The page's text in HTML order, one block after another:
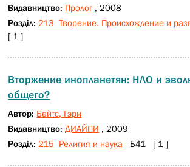
Видавництво: Пролог, 2008
Розділ: 213 Творение. Происхождение и
[ 1 ]
Вторжение инопланетян: НЛО и
общего?
Автор: Бейтс, Гэри
Видавництво:ДИАЙПИ , 2009
Розділ: 215 Религия и наука Б41 [ 1 ]